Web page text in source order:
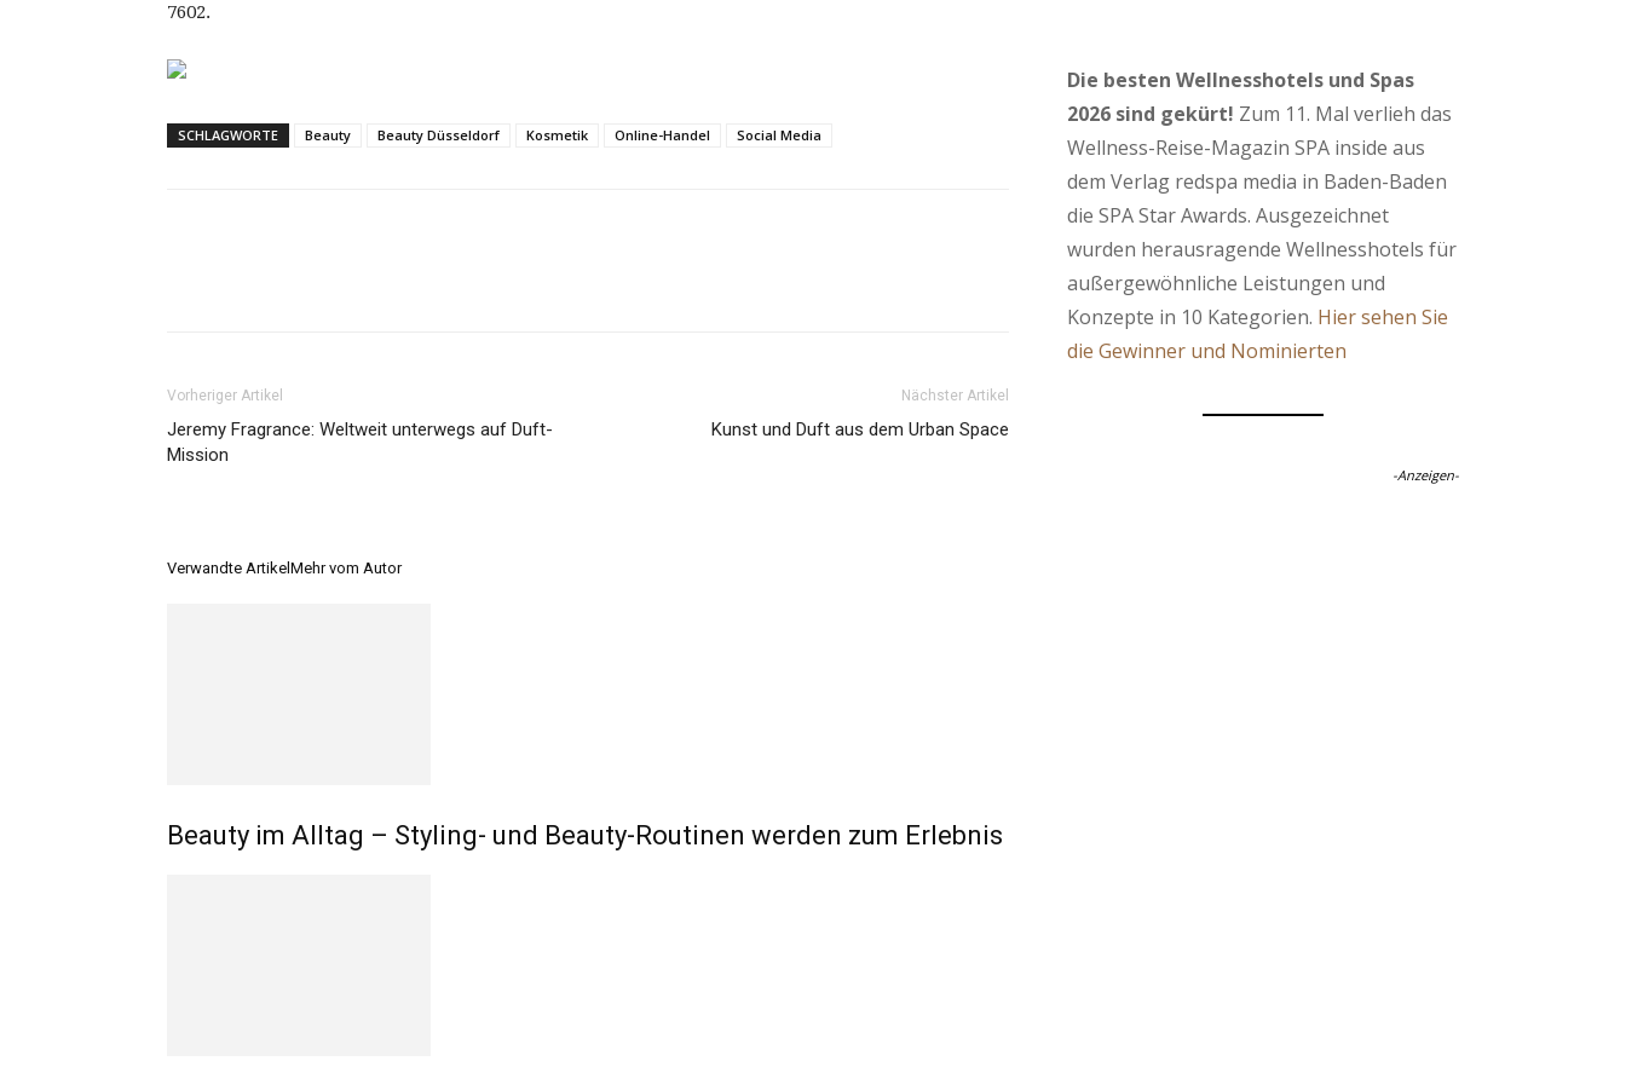
7602.
SCHLAGWORTE Beauty Beauty Düsseldorf Kosmetik Online-Handel Social Media
Vorheriger Artikel
Jeremy Fragrance: Weltweit unterwegs auf Duft-
Mission
Nächster Artikel
Kunst und Duft aus dem Urban Space
Verwandte Artikel Mehr vom Autor
Beauty im Alltag – Styling- und Beauty-Routinen werden zum Erlebnis
Die besten Wellnesshotels und Spas
2026 sind gekürt! Zum 11. Mal verlieh das
Wellness-Reise-Magazin SPA inside aus
dem Verlag redspa media in Baden-Baden
die SPA Star Awards. Ausgezeichnet
wurden herausragende Wellnesshotels für
außergewöhnliche Leistungen und
Konzepte in 10 Kategorien. Hier sehen Sie
die Gewinner und Nominierten
-Anzeigen-